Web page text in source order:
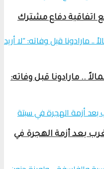
اتفاقية دفاع مشترك
.. مارادونا قبل وفاته:
بعد أزمة الهجرة في